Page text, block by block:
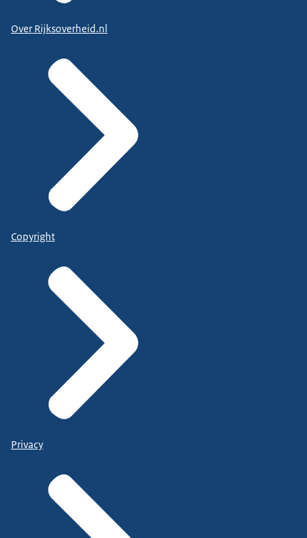
Over Rijksoverheid.nl
Copyright
Privacy